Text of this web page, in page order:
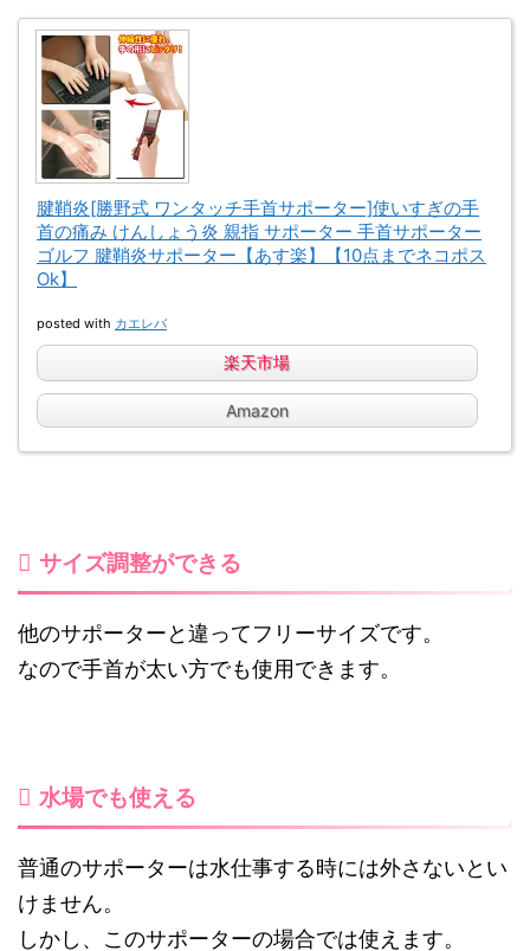
腱鞘炎[勝野式 ワンタッチ手首サポーター]使いすぎの手
首の痛み けんしょう炎 親指 サポーター 手首サポーター
ゴルフ 腱鞘炎サポーター【あす楽】【10点までネコポス
Ok】
posted with カエレバ
楽天市場
Amazon
サイズ調整ができる
他のサポーターと違ってフリーサイズです。
なので手首が太い方でも使用できます。
水場でも使える
普通のサポーターは水仕事する時には外さないとい
けません。
しかし、このサポーターの場合では使えます。